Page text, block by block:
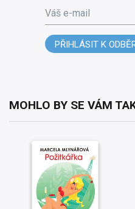
Váš e-mail
PŘIHLÁSIT K
MOHLO BY SE VÁM